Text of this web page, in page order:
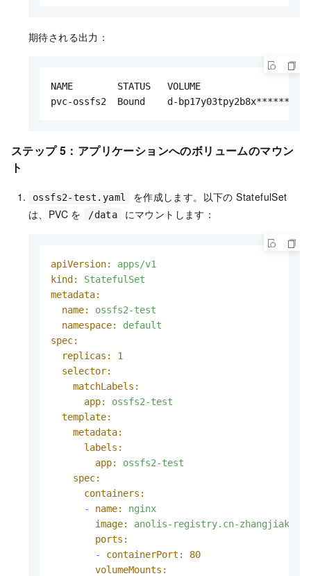
期待される出力：
NAME        STATUS   VOLUME
pvc-ossfs2  Bound    d-
ステップ 5：アプリケーションへのボリュームのマウン
ト
ossfs2-test.yaml
を作成します。以下の StatefulSet
は、PVC を
/data にマウントします：
apiVersion:
apps/v1
kind:
StatefulSet
metadata:
name:
ossfs2-test
namespace:
default
spec:
replicas:
1
selector:
matchLabels:
app:
ossfs2-test
template:
metadata:
labels:
app:
ossfs2-test
spec:
containers:
-
name:
nginx
image:
anolis-registry.cn-
ports:
-
containerPort:
80
volumeMounts: